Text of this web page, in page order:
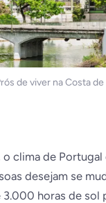
de viver na Costa de
clima de Portugal
desejam se
horas de sol